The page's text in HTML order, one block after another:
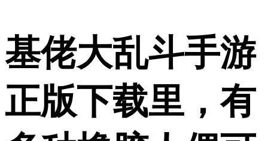
基佬大乱斗手游
正版下载里，有